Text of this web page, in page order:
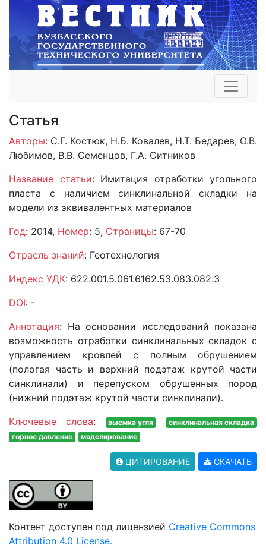
Статья
Авторы: С.Г. Костюк, Н.Б. Ковалев, Н.Т. Бедарев, О.В.
Любимов, В.В. Семенцов, Г.А. Ситников
Название статьи: Имитация отработки угольного
пласта с наличием синклинальной складки на
модели из эквивалентных материалов
Год: 2014, Номер: 5, Страницы: 67-70
Отрасль знаний: Геотехнология
Индекс УДК: 622.001.5.061.6162.53.083.082.3
DOI: -
Аннотация: На основании исследований показана
возможность отработки синклинальных складок с
управлением кровлей с полным обрушением
(пологая часть и верхний подэтаж крутой части
синклинали) и перепуском обрушенных пород
(нижний подэтаж крутой части синклинали).
Ключевые слова: выемка угля
синклинальная складка
горное давление
моделирование
ЦИТИРОВАНИЕ СКАЧАТЬ
Контент доступен под лицензией Creative Commons
Attribution 4.0 License.